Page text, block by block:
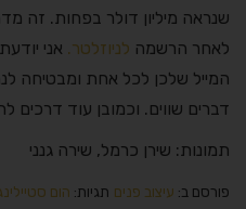
שנראה מיליון דולר בפחות. זה
לאחר הרשמה לניוזלטר. אני
המייל שלכן לכל אחת ומבטיחה
דברים שווים. וכמובן עוד דרכים
תמונות: שירן כרמל, שירה גנני
פורסם ב: עיצוב פנים תגיות: הום